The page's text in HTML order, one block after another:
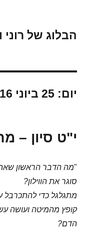
הבלוג של רוני
יום:25 ביוני 2016
י"ט סיון –
"מה הדבר הראשון
סוגר את הווילון?
מתגלגל כדי להתכרבל
קופץ מהמיטה ועושה
הדם?